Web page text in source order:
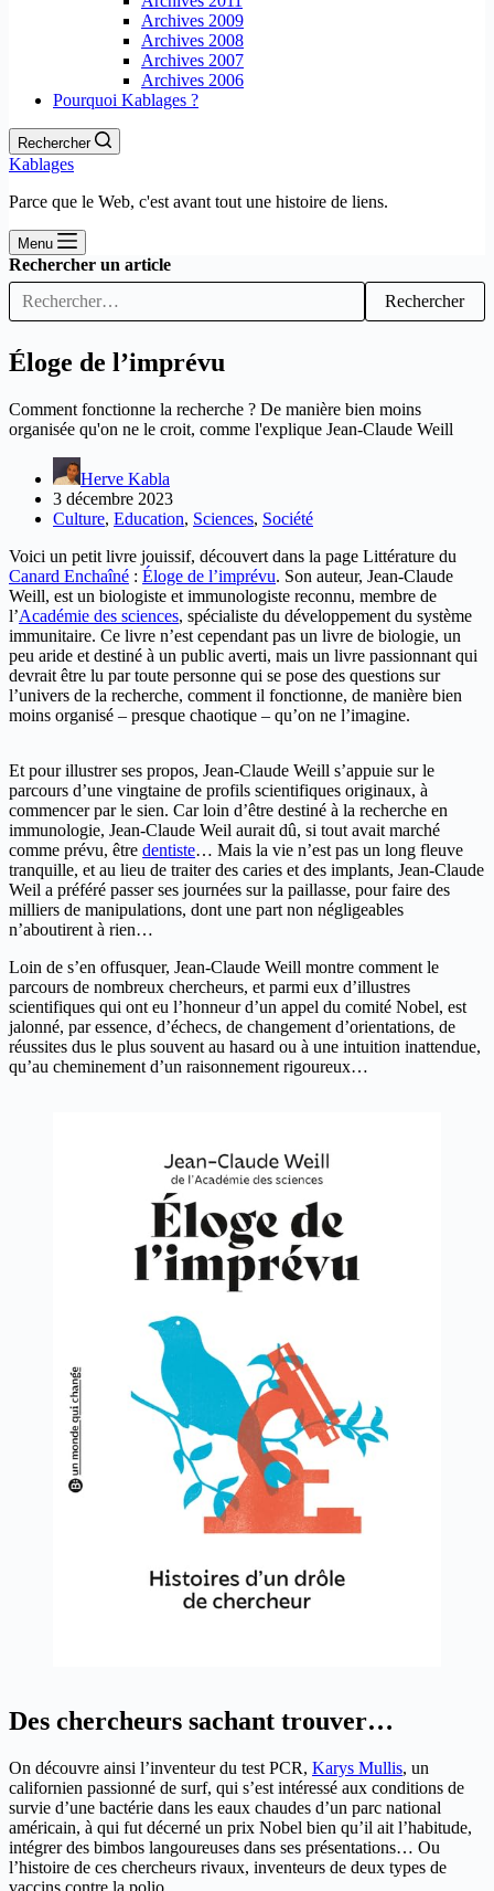
Archives 2009
Archives 2008
Archives 2007
Archives 2006
Pourquoi Kablages ?
Rechercher
Kablages
Parce que le Web, c'est avant tout une histoire de liens.
Menu
Rechercher un article
Rechercher
Éloge de l’imprévu
Comment fonctionne la recherche ? De manière bien moins
organisée qu'on ne le croit, comme l'explique Jean-Claude Weill
Herve Kabla
3 décembre 2023
Culture, Education, Sciences, Société
Voici un petit livre jouissif, découvert dans la page Littérature du
Canard Enchaîné : Éloge de l’imprévu. Son auteur, Jean-Claude
Weill, est un biologiste et immunologiste reconnu, membre de
l’Académie des sciences, spécialiste du développement du système
immunitaire. Ce livre n’est cependant pas un livre de biologie, un
peu aride et destiné à un public averti, mais un livre passionnant qui
devrait être lu par toute personne qui se pose des questions sur
l’univers de la recherche, comment il fonctionne, de manière bien
moins organisé – presque chaotique – qu’on ne l’imagine.
Et pour illustrer ses propos, Jean-Claude Weill s’appuie sur le
parcours d’une vingtaine de profils scientifiques originaux, à
commencer par le sien. Car loin d’être destiné à la recherche en
immunologie, Jean-Claude Weil aurait dû, si tout avait marché
comme prévu, être dentiste… Mais la vie n’est pas un long fleuve
tranquille, et au lieu de traiter des caries et des implants, Jean-Claude
Weil a préféré passer ses journées sur la paillasse, pour faire des
milliers de manipulations, dont une part non négligeables
n’aboutirent à rien…
Loin de s’en offusquer, Jean-Claude Weill montre comment le
parcours de nombreux chercheurs, et parmi eux d’illustres
scientifiques qui ont eu l’honneur d’un appel du comité Nobel, est
jalonné, par essence, d’échecs, de changement d’orientations, de
réussites dus le plus souvent au hasard ou à une intuition inattendue,
qu’au cheminement d’un raisonnement rigoureux…
Des chercheurs sachant trouver…
On découvre ainsi l’inventeur du test PCR, Karys Mullis, un
californien passionné de surf, qui s’est intéressé aux conditions de
survie d’une bactérie dans les eaux chaudes d’un parc national
américain, à qui fut décerné un prix Nobel bien qu’il ait l’habitude,
intégrer des bimbos langoureuses dans ses présentations… Ou
l’histoire de ces chercheurs rivaux, inventeurs de deux types de
vaccins contre la polio.